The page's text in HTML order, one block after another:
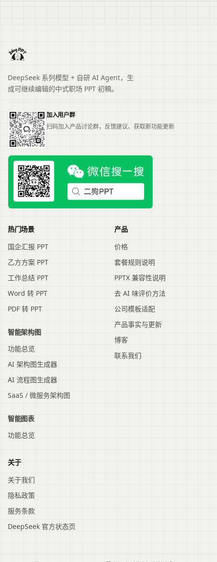
DeepSeek 系列模型 + 自研 AI Agent，生
成可继续编辑的中式职场 PPT 初稿。
加入用户群
扫码加入产品讨论群，反馈建议、获取新功能更新
热门场景
国企汇报 PPT
乙方方案 PPT
工作总结 PPT
Word 转 PPT
PDF 转 PPT
智能架构图
功能总览
AI 架构图生成器
AI 流程图生成器
SaaS / 微服务架构图
智能图表
功能总览
产品
价格
套餐规则说明
PPTX 兼容性说明
去 AI 味评价方法
公司模板适配
产品事实与更新
博客
联系我们
关于
关于我们
隐私政策
服务条款
DeepSeek 官方状态页